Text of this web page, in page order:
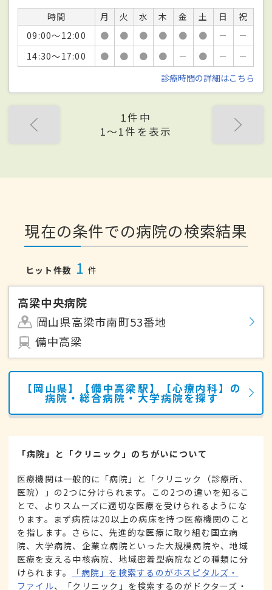
時間 月 火 水 木 金 土 日
祝
09:00～12:00
● ● ● ● ● ● －
－
14:30～17:00
● ● ● ● － ● －
－
診療時間の詳細はこちら
1件中
1〜1件を表示
現在の条件での病院の検索結果
ヒット件数 1 件
高梁中央病院
岡山県高梁市南町53番地
備中高梁
【岡山県】【備中高梁駅】【心療内科】の
病院・総合病院・大学病院を探す
「病院」と「クリニック」のちがいについて
医療機関は一般的に「病院」と「クリニック（診療所、
医院）」の2つに分けられます。この2つの違いを知るこ
とで、よりスムーズに適切な医療を受けられるようにな
ります。まず病院は20以上の病床を持つ医療機関のこと
を指します。さらに、先進的な医療に取り組む国立病
院、大学病院、企業立病院といった大規模病院や、地域
医療を支える中核病院、地域密着型病院などの種類に分
けられます。
「病院」を検索するのがホスピタルズ・
ファイル、「クリニック」を検索するのがドクターズ・